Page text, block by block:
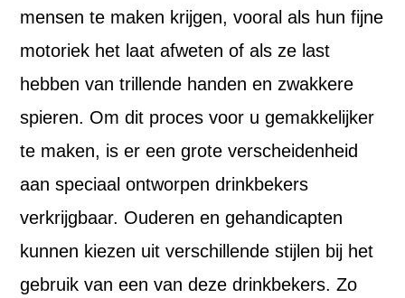
mensen te maken krijgen, vooral als hun fijne
motoriek het laat afweten of als ze last
hebben van trillende handen en zwakkere
spieren. Om dit proces voor u gemakkelijker
te maken, is er een grote verscheidenheid
aan speciaal ontworpen drinkbekers
verkrijgbaar. Ouderen en gehandicapten
kunnen kiezen uit verschillende stijlen bij het
gebruik van een van deze drinkbekers. Zo